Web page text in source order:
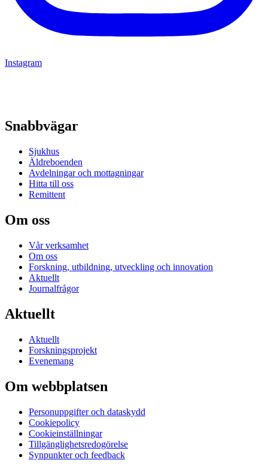
Instagram
Snabbvägar
Sjukhus
Äldreboenden
Avdelningar och mottagningar
Hitta till oss
Remittent
Om oss
Vår verksamhet
Om oss
Forskning, utbildning, utveckling och innovation
Aktuellt
Journalfrågor
Aktuellt
Aktuellt
Forskningsprojekt
Evenemang
Om webbplatsen
Personuppgifter och dataskydd
Cookiepolicy
Cookieinställningar
Tillgänglighetsredogörelse
Synpunkter och feedback